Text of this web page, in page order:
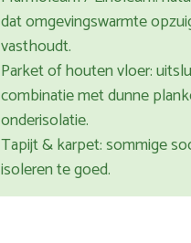
dat omgevingswarmte
vasthoudt.
Parket of houten vloer:
combinatie met dunne
onderisolatie.
Tapijt & karpet: sommige
isoleren te goed.